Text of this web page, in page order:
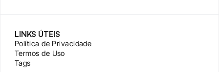
LINKS ÚTEIS
Política de Privacidade
Termos de Uso
Tags